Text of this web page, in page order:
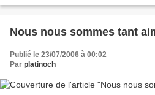
Nous nous sommes tant
Publié le 23/07/2006 à 00:02
Par platinoch